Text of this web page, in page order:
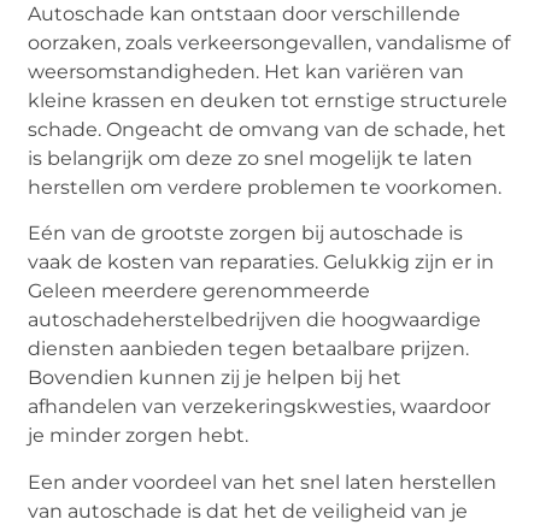
Autoschade kan ontstaan door verschillende
oorzaken, zoals verkeersongevallen, vandalisme of
weersomstandigheden. Het kan variëren van
kleine krassen en deuken tot ernstige structurele
schade. Ongeacht de omvang van de schade, het
is belangrijk om deze zo snel mogelijk te laten
herstellen om verdere problemen te voorkomen.
Eén van de grootste zorgen bij autoschade is
vaak de kosten van reparaties. Gelukkig zijn er in
Geleen meerdere gerenommeerde
autoschadeherstelbedrijven die hoogwaardige
diensten aanbieden tegen betaalbare prijzen.
Bovendien kunnen zij je helpen bij het
afhandelen van verzekeringskwesties, waardoor
je minder zorgen hebt.
Een ander voordeel van het snel laten herstellen
van autoschade is dat het de veiligheid van je